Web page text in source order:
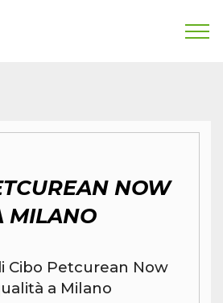
NOW
MILANO
Cibo Petcurean Now
a Milano